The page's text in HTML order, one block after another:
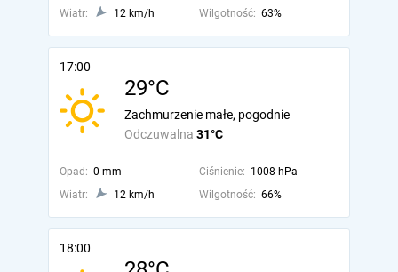
Wiatr:
12 km/h Wilgotność: 63%
17:00
29°C
Odczuwalna 31°C
Zachmurzenie małe, pogodnie
Opad: 0 mm Ciśnienie: 1008 hPa
Wiatr:
12 km/h Wilgotność: 66%
18:00